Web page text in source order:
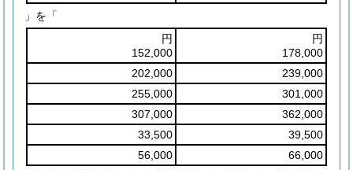
」を「
円
152,000
円
178,000
202,000
239,000
255,000
301,000
307,000
362,000
33,500
39,500
56,000
66,000